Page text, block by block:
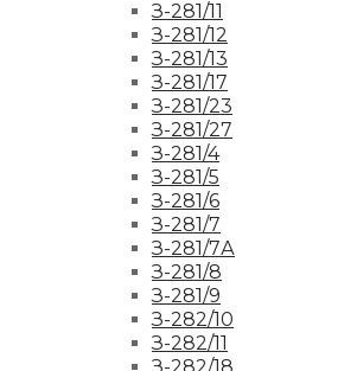
З-281/11
З-281/12
З-281/13
З-281/17
З-281/23
З-281/27
З-281/4
З-281/5
З-281/6
З-281/7
З-281/7А
З-281/8
З-281/9
З-282/10
З-282/11